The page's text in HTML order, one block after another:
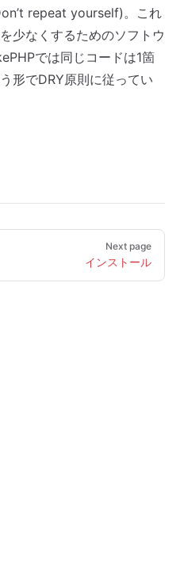
repeat yourself)。これ
少なくするためのソフトウ
では同じコードは1箇
形でDRY原則に従ってい
Next page
インストール